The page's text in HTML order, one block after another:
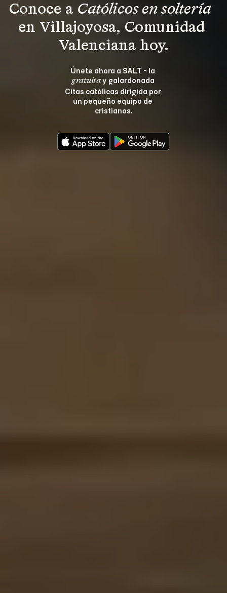
Conoce a Católicos en soltería
en Villajoyosa, Comunidad
Valenciana hoy.
Únete ahora a SALT - la
gratuita y galardonada
Citas católicas dirigida por
un pequeño equipo de
cristianos.